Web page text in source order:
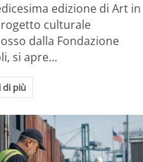
edizione di Art in
culturale
dalla Fondazione
si apre…
di più